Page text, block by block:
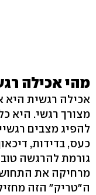
מהי אכילה
אכילה רגשית היא
מצורך רגשי. היא
להפיג מצבים
כעס, בדידות,
גורמת להרגשה
מרחיקה את
ה"טריק" הזה